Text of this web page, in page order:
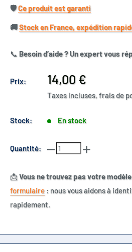
🛡️​Ce produit est garanti
🚚​Stock en France, expédition
📞 Besoin d’aide ? Un expert vous
Prix:
Prix
réduit
14,00 €
Taxes incluses, frais de
Stock: En stock
Quantité:
📩Vous ne trouvez pas votre
formulaire : nous vous aidons à
rapidement.